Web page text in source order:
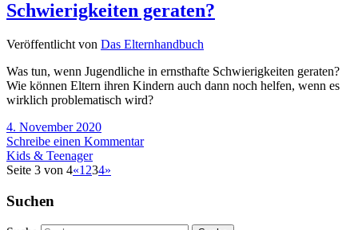
Schwierigkeiten geraten?
Veröffentlicht von Das Elternhandbuch
Was tun, wenn Jugendliche in ernsthafte Schwierigkeiten geraten?
Wie können Eltern ihren Kindern auch dann noch helfen, wenn es
wirklich problematisch wird?
4. November 2020
Schreibe einen Kommentar
Kids & Teenager
Seite 3 von 4«1 234»
Suchen